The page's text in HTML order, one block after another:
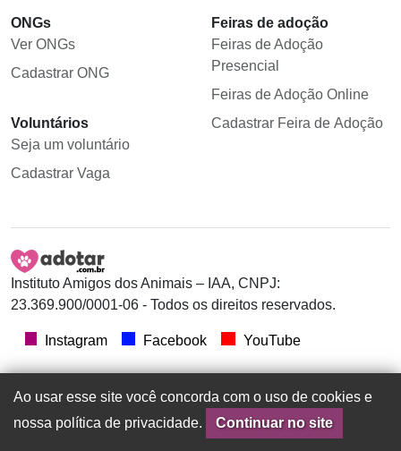
ONGs
Ver ONGs
Cadastrar ONG
Voluntários
Seja um voluntário
Cadastrar Vaga
Feiras de adoção
Feiras de Adoção
Presencial
Feiras de Adoção Online
Cadastrar Feira de Adoção
Instituto Amigos dos Animais – IAA, CNPJ:
23.369.900/0001-06 - Todos os direitos reservados.
Instagram Facebook YouTube
Ao usar esse site você concorda com o uso de cookies e
nossa política de privacidade.
Continuar no site